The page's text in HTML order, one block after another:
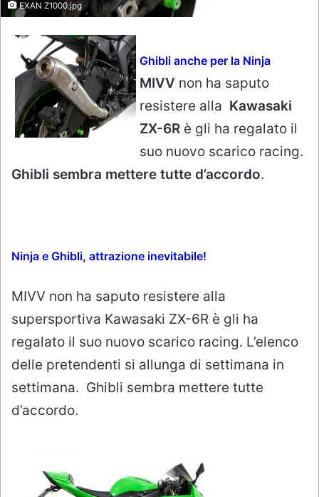
EXAN Z1000.jpg
Ghibli anche per la Ninja
MIVV non ha saputo
resistere alla Kawasaki
ZX-6R è gli ha regalato il
suo nuovo scarico racing.
Ghibli sembra mettere tutte d’accordo.
Ninja e Ghibli, attrazione inevitabile!
MIVV non ha saputo resistere alla
supersportiva Kawasaki ZX-6R è gli ha
regalato il suo nuovo scarico racing. L’elenco
delle pretendenti si allunga di settimana in
settimana. Ghibli sembra mettere tutte
d’accordo.